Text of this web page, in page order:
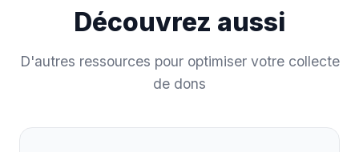
Découvrez aussi
D'autres ressources pour optimiser votre collecte
de dons